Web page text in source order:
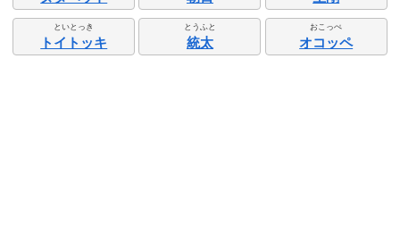
といとっき
トイトッキ
とうふと
統太
おこっぺ
オコッペ